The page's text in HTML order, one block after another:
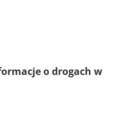
o drogach w